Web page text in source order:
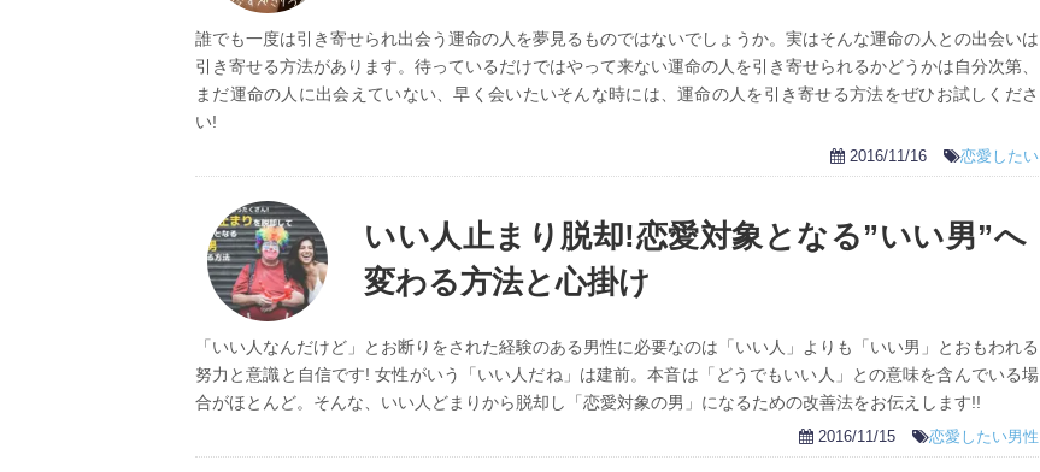
誰でも一度は引き寄せられ出会う運命の人を夢見るものではないでしょうか。実はそんな運命の人との出会いは
引き寄せる方法があります。待っているだけではやって来ない運命の人を引き寄せられるかどうかは自分次第、
まだ運命の人に出会えていない、早く会いたいそんな時には、運命の人を引き寄せる方法をぜひお試しくださ
い!
2016/11/16 恋愛したい
いい人止まり脱却!恋愛対象となる”いい男”へ
変わる方法と心掛け
「いい人なんだけど」とお断りをされた経験のある男性に必要なのは「いい人」よりも「いい男」とおもわれる
努力と意識と自信です! 女性がいう「いい人だね」は建前。本音は「どうでもいい人」との意味を含んでいる場
合がほとんど。そんな、いい人どまりから脱却し「恋愛対象の男」になるための改善法をお伝えします!!
2016/11/15 恋愛したい男性